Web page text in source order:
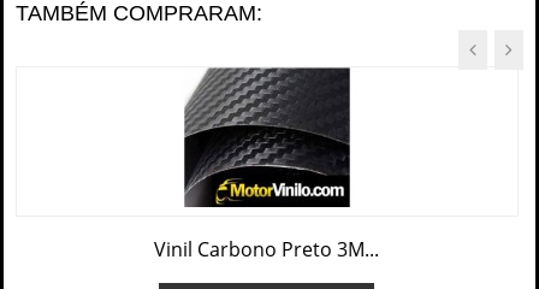
TAMBÉM COMPRARAM:
Vinil Carbono Preto 3M...